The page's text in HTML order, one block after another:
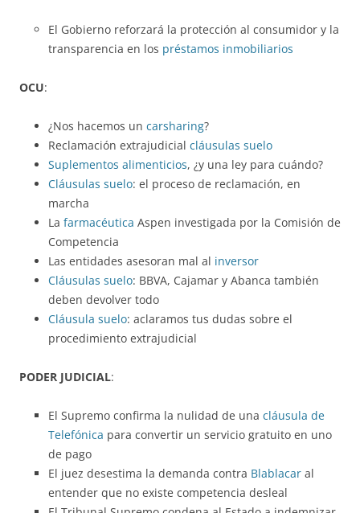
El Gobierno reforzará la protección al consumidor y la
transparencia en los préstamos inmobiliarios
OCU:
¿Nos hacemos un carsharing?
Reclamación extrajudicial cláusulas suelo
Suplementos alimenticios, ¿y una ley para cuándo?
Cláusulas suelo: el proceso de reclamación, en
marcha
La farmacéutica Aspen investigada por la Comisión de
Competencia
Las entidades asesoran mal al inversor
Cláusulas suelo: BBVA, Cajamar y Abanca también
deben devolver todo
Cláusula suelo: aclaramos tus dudas sobre el
procedimiento extrajudicial
PODER JUDICIAL:
El Supremo confirma la nulidad de una cláusula de
Telefónica para convertir un servicio gratuito en uno
de pago
El juez desestima la demanda contra Blablacar al
entender que no existe competencia desleal